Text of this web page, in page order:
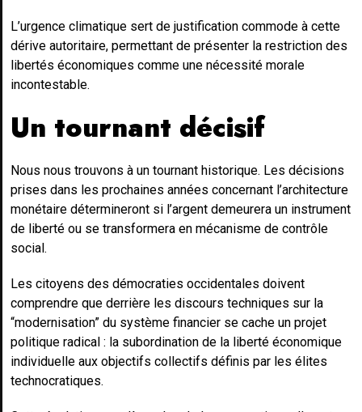
L’urgence climatique sert de justification commode à cette
dérive autoritaire, permettant de présenter la restriction des
libertés économiques comme une nécessité morale
incontestable.
Un tournant décisif
Nous nous trouvons à un tournant historique. Les décisions
prises dans les prochaines années concernant l’architecture
monétaire détermineront si l’argent demeurera un instrument
de liberté ou se transformera en mécanisme de contrôle
social.
Les citoyens des démocraties occidentales doivent
comprendre que derrière les discours techniques sur la
“modernisation” du système financier se cache un projet
politique radical : la subordination de la liberté économique
individuelle aux objectifs collectifs définis par les élites
technocratiques.